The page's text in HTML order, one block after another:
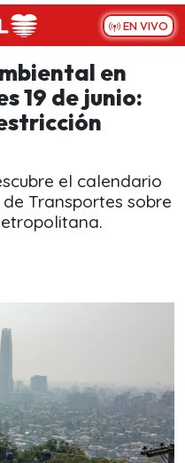
EN VIVO
en
19 de junio:
el calendario
Transportes sobre